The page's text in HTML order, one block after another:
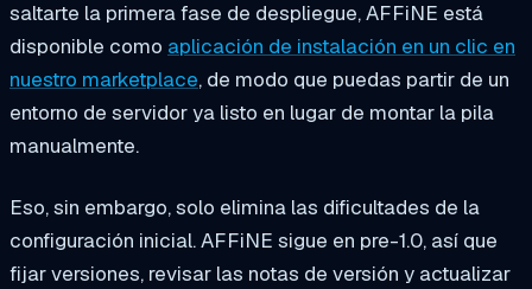
saltarte la primera fase de despliegue, AFFiNE está
disponible como aplicación de instalación en un clic en
nuestro marketplace, de modo que puedas partir de un
entorno de servidor ya listo en lugar de montar la pila
manualmente.
Eso, sin embargo, solo elimina las dificultades de la
configuración inicial. AFFiNE sigue en pre-1.0, así que
fijar versiones, revisar las notas de versión y actualizar